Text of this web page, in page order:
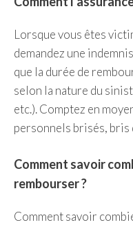
Lorsque vous êtes
demandez une
que la durée de
selon la nature du
etc.). Comptez en
personnels brisés, bris
Comment savoir
rembourser ?
Comment savoir